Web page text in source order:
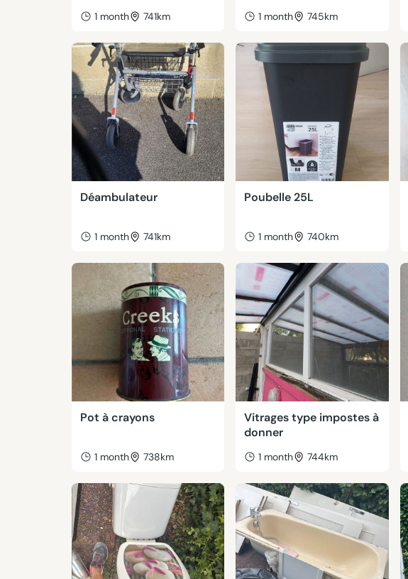
1 month 741km 1 month 745km
Déambulateur
1 month 741km
Poubelle 25L
1 month 740km
Pot à crayons
1 month 738km
Vitrages type impostes à
donner
1 month 744km